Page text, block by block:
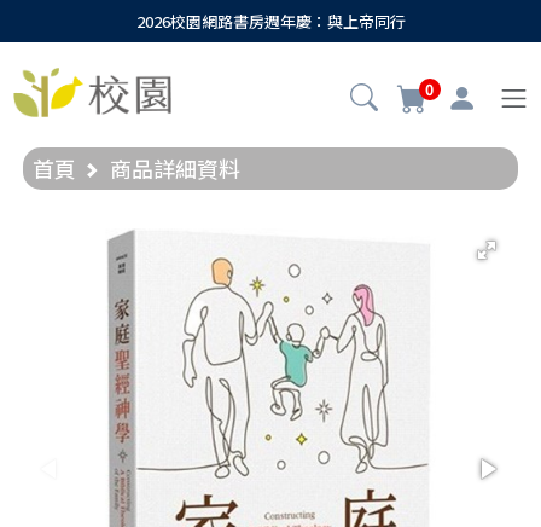
2026校園網路書房週年慶：與上帝同行
0
首頁 商品詳細資料